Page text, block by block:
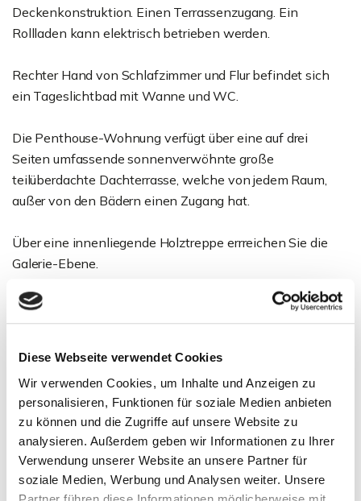
Diese Webseite verwendet Cookies
Wir verwenden Cookies, um Inhalte und Anzeigen zu
personalisieren, Funktionen für soziale Medien anbieten
zu können und die Zugriffe auf unsere Website zu
analysieren. Außerdem geben wir Informationen zu Ihrer
Verwendung unserer Website an unsere Partner für
soziale Medien, Werbung und Analysen weiter. Unsere
Deckenkonstruktion. Einen Terrassenzugang. Ein
Rollladen kann elektrisch betrieben werden.
Rechter Hand von Schlafzimmer und Flur befindet sich
ein Tageslichtbad mit Wanne und WC.
Die Penthouse-Wohnung verfügt über eine auf drei
Seiten umfassende sonnenverwöhnte große
teilüberdachte Dachterrasse, welche von jedem Raum,
außer von den Bädern einen Zugang hat.
Über eine innenliegende Holztreppe errreichen Sie die
Galerie-Ebene.
Die Galerie, mit Lufträumen über dem Wohnbereich und
über dem Schlafbereich, hat eine elegante sichtbare
Es gibt drei Dachschrägenfenster und einen
maßgefertigten Einbauschrank.
Im Untergeschoss des Gebäudes befindet sich in der
Tiefgarage eine große Doppelgarage.